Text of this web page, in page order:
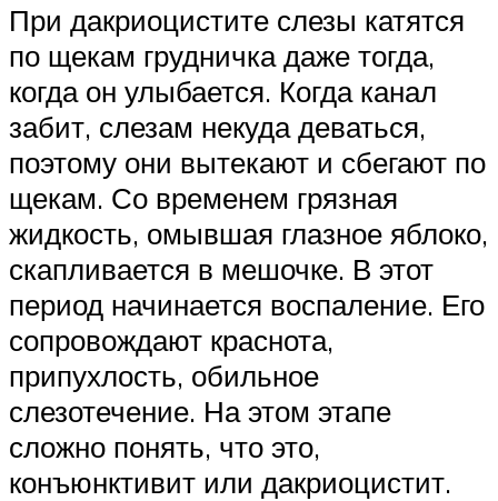
При дакриоцистите слезы катятся
по щекам грудничка даже тогда,
когда он улыбается. Когда канал
забит, слезам некуда деваться,
поэтому они вытекают и сбегают по
щекам. Со временем грязная
жидкость, омывшая глазное яблоко,
скапливается в мешочке. В этот
период начинается воспаление. Его
сопровождают краснота,
припухлость, обильное
слезотечение. На этом этапе
сложно понять, что это,
конъюнктивит или дакриоцистит.